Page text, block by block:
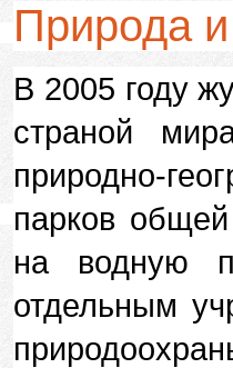
Природа
В 2005 году
страной
природно-
парков
на водную
отдельным